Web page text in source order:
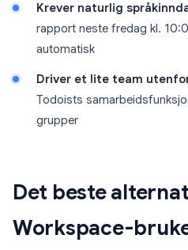
Krever naturlig
rapport neste fredag kl.
automatisk
Driver et lite team
Todoists
grupper
Det beste
Workspace-